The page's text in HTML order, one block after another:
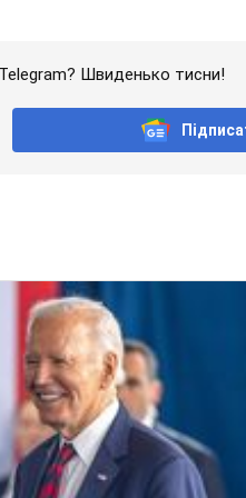
Швиденько тисни!